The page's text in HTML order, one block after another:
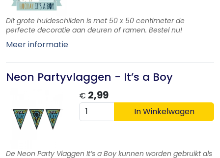
Dit grote huldeschilden is met 50 x 50 centimeter de
perfecte decoratie aan deuren of ramen. Bestel nu!
Meer informatie
Neon Partyvlaggen - It’s a Boy
€ 2,99
In Winkelwagen
De Neon Party Vlaggen It’s a Boy kunnen worden gebruikt als